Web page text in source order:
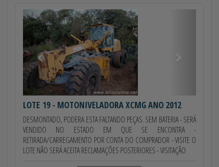
Anterior
LOTE 19 - MOTONIVELADORA XCMG ANO 2012
DESMONTADO, PODERA ESTA FALTANDO PEÇAS. SEM BATERIA - SERÁ
VENDIDO NO ESTADO EM QUE SE ENCONTRA -
RETIRADA/CARREGAMENTO POR CONTA DO COMPRADOR - VISITE O
LOTE NÃO SERÁ ACEITA RECLAMAÇÕES POSTERIORES - VISITAÇÃO